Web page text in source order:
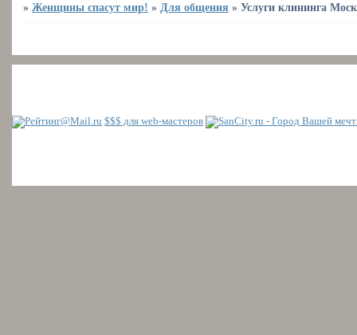
»Женщины спасут мир! » Для общения »Услуги клининга
$$$ для web-мастеров